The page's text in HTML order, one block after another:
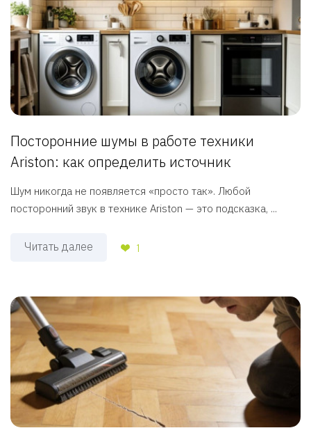
Посторонние шумы в работе техники
Ariston: как определить источник
Шум никогда не появляется «просто так». Любой
посторонний звук в технике Ariston — это подсказка, ...
Читать далее 1